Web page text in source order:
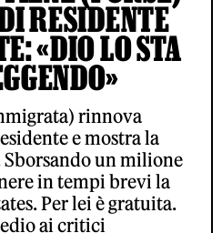
RESIDENTE
«DIO LO STA
rinnova
e mostra la
un milione
in tempi brevi la
Per lei è gratuita.
ai critici